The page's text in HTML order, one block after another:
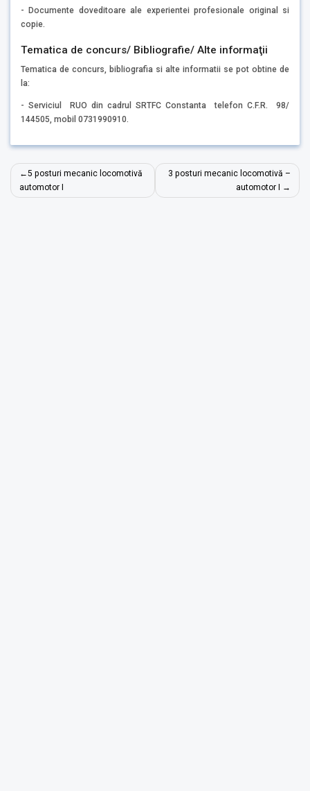
- Documente doveditoare ale experientei profesionale original si
copie.
Tematica de concurs/ Bibliografie/ Alte informaţii
Tematica de concurs, bibliografia si alte informatii se pot obtine de
la:
- Serviciul RUO din cadrul SRTFC Constanta telefon C.F.R. 98/
144505, mobil 0731990910.
Navigare
în
5 posturi mecanic locomotivă
automotor I
3 posturi mecanic locomotivă –
automotor I